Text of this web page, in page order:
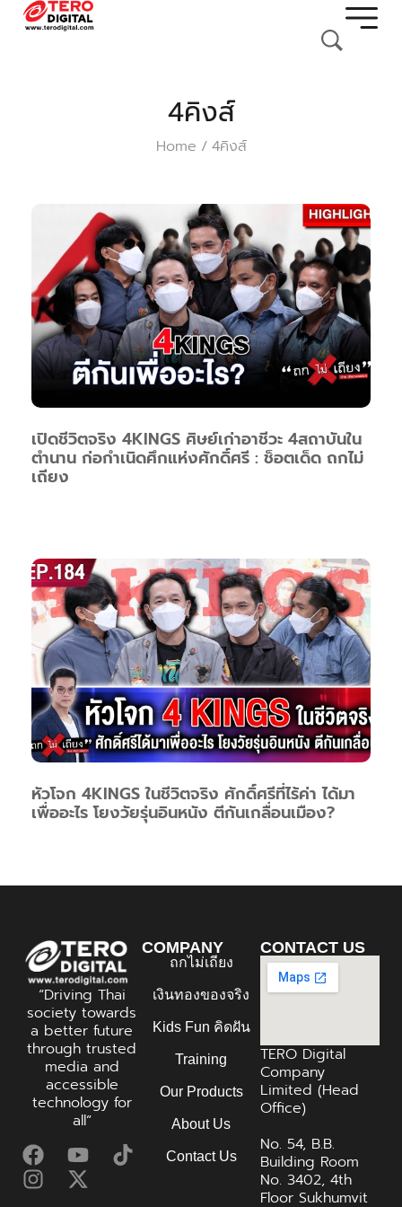
4คิงส์
Home / 4คิงส์
เปิดชีวิตจริง 4KINGS ศิษย์เก่าอาชีวะ 4สถาบันใน
ตำนาน ก่อกำเนิดศึกแห่งศักดิ์ศรี : ช็อตเด็ด ถกไม่
เถียง
หัวโจก 4KINGS ในชีวิตจริง ศักดิ์ศรีที่ไร้ค่า ได้มา
เพื่ออะไร โยงวัยรุ่นอินหนัง ตีกันเกลื่อนเมือง?
“Driving Thai
society towards
a better future
through trusted
media and
accessible
technology for
all”
COMPANY
ถกไม่เถียง
เงินทองของจริง
Kids Fun คิดฝัน
Training
Our Products
About Us
Contact Us
CONTACT US
TERO Digital
Company
Limited (Head
Office)
No. 54, B.B.
Building Room
No. 3402, 4th
Floor Sukhumvit